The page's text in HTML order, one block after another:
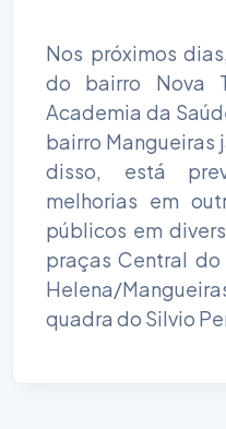
Nos próximos
do bairro Nova
Academia da
bairro Mangueiras
disso, está
melhorias em
públicos em
praças Central do
Helena/
quadra do Silvio